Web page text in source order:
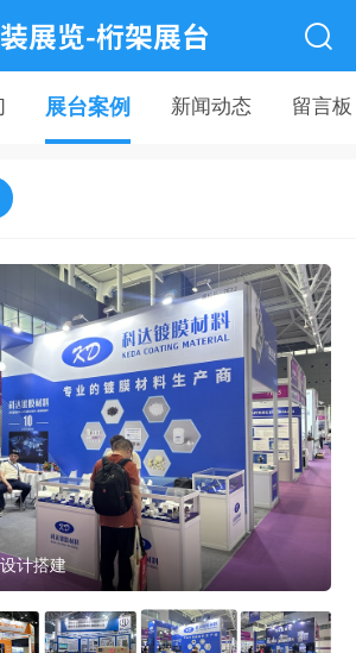
展览-桁架展台
展台案例 新闻动态 留言板
计搭建